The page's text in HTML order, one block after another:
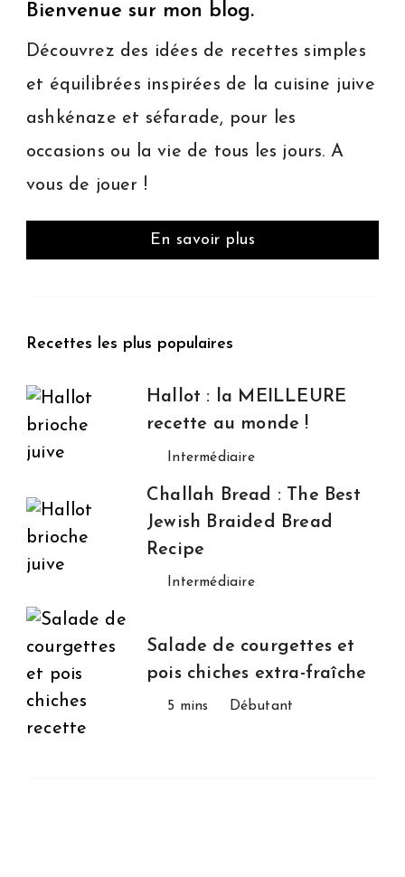
Bienvenue sur mon blog.
Découvrez des idées de recettes simples
et équilibrées inspirées de la cuisine juive
ashkénaze et séfarade, pour les
occasions ou la vie de tous les jours. A
vous de jouer !
En savoir plus
Recettes les plus populaires
Hallot : la MEILLEURE
recette au monde !
Intermédiaire
Challah Bread : The Best
Jewish Braided Bread
Recipe
Intermédiaire
Salade de courgettes et
pois chiches extra-fraîche
5 mins Débutant